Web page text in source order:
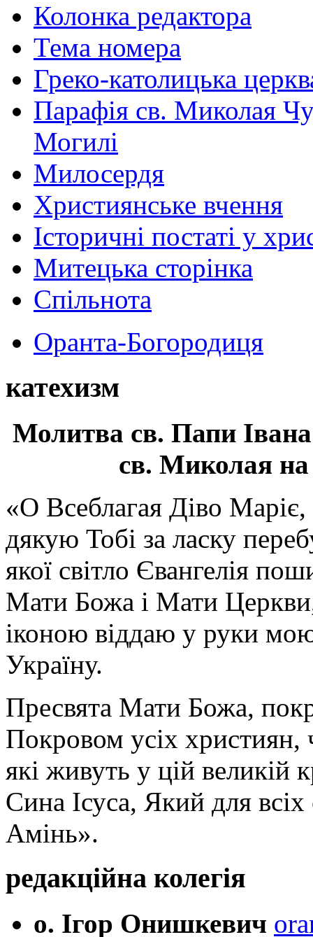
Колонка редактора
Тема номера
Греко-католицька
Парафія св. Миколая
Могилі
Милосердя
Християнське вчення
Історичні постаті у
Митецька сторінка
Спільнота
Оранта-Богородиця
катехизм
Молитва св. Папи
св. Миколая на
«О Всеблагая Діво
дякую Тобі за ласку
якої світло Євангелія
Мати Божа і Мати
іконою віддаю у руки
Україну.
Пресвята Мати Божа,
Покровом усіх християн,
які живуть у цій великій
Сина Ісуса, Який для
Амінь».
редакційна колегія
о. Ігор Онишкевич